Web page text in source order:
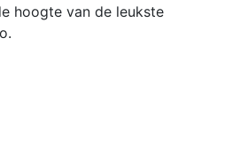
hoogte van de leukste